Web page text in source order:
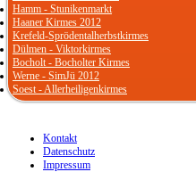
Hamm - Stunikenmarkt
Haaner Kirmes 2012
Krefeld-Sprödentalherbstkirmes
Dülmen - Viktorkirmes
Bocholt - Bocholter Kirmes
Werne - SimJü 2012
Soest - Allerheiligenkirmes
Kontakt
Datenschutz
Impressum